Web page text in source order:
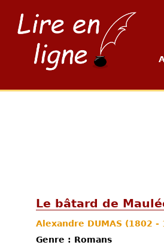
Le bâtard de
Alexandre DUMAS (1802 -
Genre : Romans